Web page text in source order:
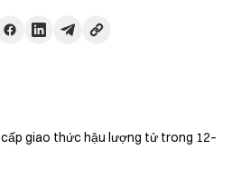
giao thức hậu lượng tử trong 12–